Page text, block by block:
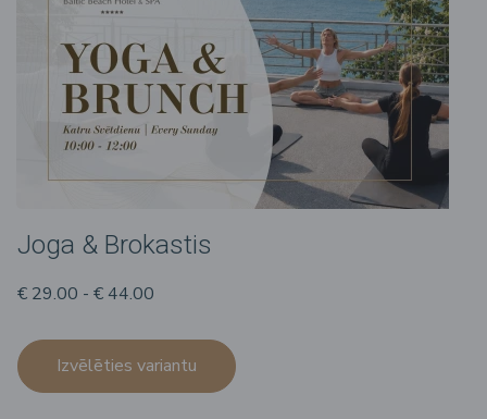
Joga & Brokastis
€ 29.00 - € 44.00
Izvēlēties variantu